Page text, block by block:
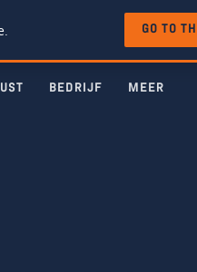
GO TO
BEDRIJF MEER